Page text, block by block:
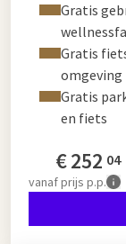
Gratis
Gratis
omgeving
Gratis
en fiets
€252 04
vanafprijs p.p.